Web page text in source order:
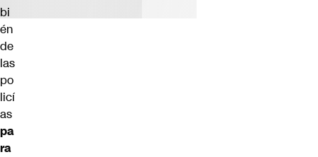
bi
én
de
las
po
licí
as
pa
ra